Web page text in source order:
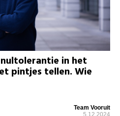
in het
pintjes tellen. Wie
Team Vooruit
5.12.2024